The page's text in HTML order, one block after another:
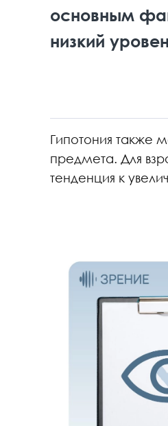
основным
низкий
Гипотония также
предмета. Для
тенденция к